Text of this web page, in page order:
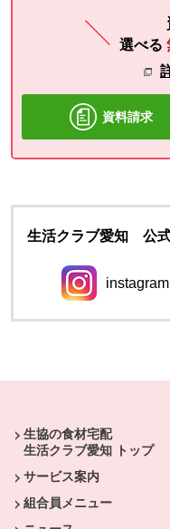
選べる
資料請求
生活クラブ愛知 公式
instagram
別のウ
生協の食材宅配
生活クラブ愛知 トップ
サービス案内
組合員メニュー